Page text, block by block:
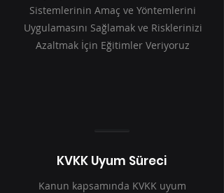
Sistemlerinin Amaç ve Yöntemlerini
Uygulamasını Sağlamak ve Risklerinizi
Azaltmak İçin Eğitimler Veriyoruz
KVKK Uyum Süreci
Kanun kapsamında KVKK uyum